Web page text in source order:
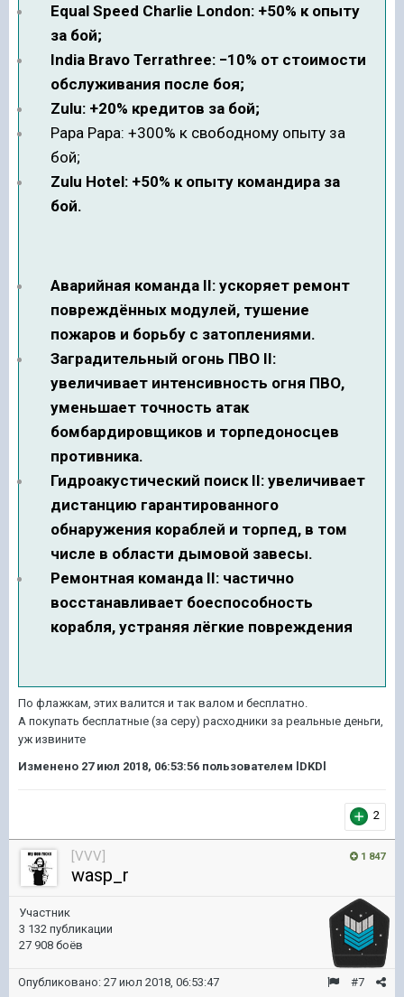
Equal Speed Charlie London: +50% к опыту
за бой;
India Bravo Terrathree: −10% от стоимости
обслуживания после боя;
Zulu: +20% кредитов за бой;
Papa Papa: +300% к свободному опыту за
бой;
Zulu Hotel: +50% к опыту командира за
бой.
Аварийная команда II: ускоряет ремонт
повреждённых модулей, тушение
пожаров и борьбу с затоплениями.
Заградительный огонь ПВО II:
увеличивает интенсивность огня ПВО,
уменьшает точность атак
бомбардировщиков и торпедоносцев
противника.
Гидроакустический поиск II: увеличивает
дистанцию гарантированного
обнаружения кораблей и торпед, в том
числе в области дымовой завесы.
Ремонтная команда II: частично
восстанавливает боеспособность
корабля, устраняя лёгкие повреждения
По флажкам, этих валится и так валом и бесплатно.
А покупать бесплатные (за серу) расходники за реальные деньги,
уж извините
Изменено 27 июл 2018, 06:53:56 пользователем lDKDl
2
1 847
[VVV]
wasp_r
Участник
3 132 публикации
27 908 боёв
#7
Опубликовано: 27 июл 2018, 06:53:47